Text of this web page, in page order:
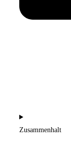
Zusammenhalt